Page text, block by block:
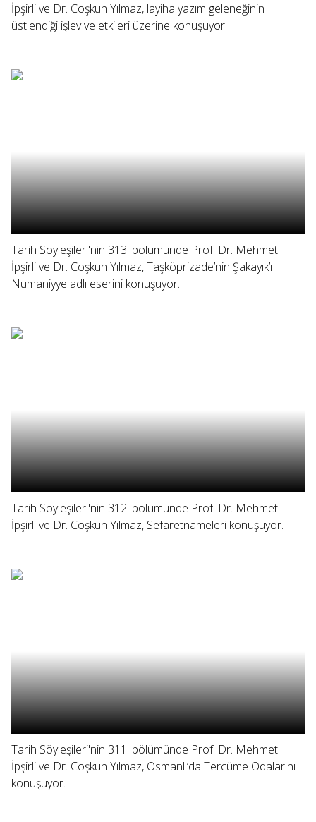
İpşirli ve Dr. Coşkun Yılmaz, layiha yazım geleneğinin
üstlendiği işlev ve etkileri üzerine konuşuyor.
Tarih Söyleşileri'nin 313. bölümünde Prof. Dr. Mehmet
İpşirli ve Dr. Coşkun Yılmaz, Taşköprizade’nin Şakayık’ı
Numaniyye adlı eserini konuşuyor.
Tarih Söyleşileri'nin 312. bölümünde Prof. Dr. Mehmet
İpşirli ve Dr. Coşkun Yılmaz, Sefaretnameleri konuşuyor.
Tarih Söyleşileri'nin 311. bölümünde Prof. Dr. Mehmet
İpşirli ve Dr. Coşkun Yılmaz, Osmanlı’da Tercüme Odalarını
konuşuyor.